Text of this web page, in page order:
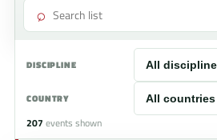
⌕
DISCIPLINE
COUNTRY
207 events shown